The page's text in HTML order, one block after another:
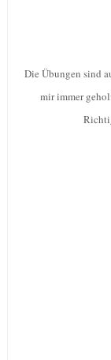
Die Übungen sind
mir immer